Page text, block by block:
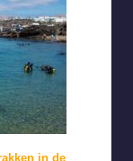
in de